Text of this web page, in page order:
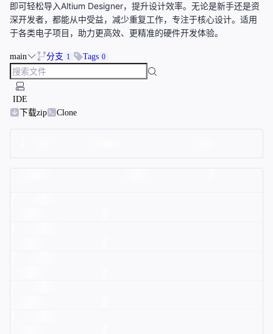
即可轻松导入Altium Designer，提升设计效率。无论是新手还是资
深开发者，都能从中受益，减少重复工作，专注于核心设计。适用
于各类电子项目，助力更高效、更精准的硬件开发体验。
main 分支 1 Tags 0
IDE
下载zip
Clone